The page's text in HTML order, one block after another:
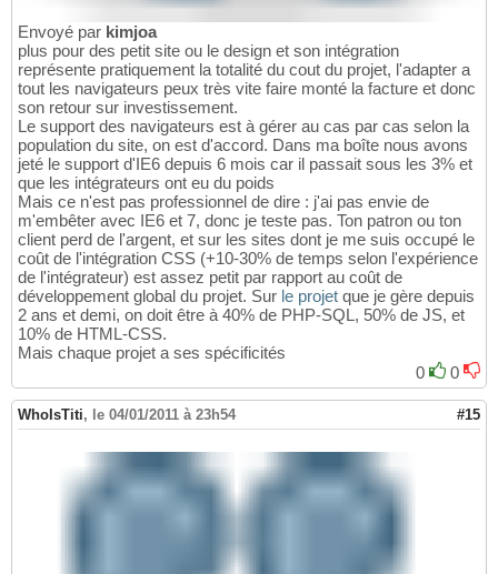
Envoyé par kimjoa
plus pour des petit site ou le design et son intégration
représente pratiquement la totalité du cout du projet, l'adapter a
tout les navigateurs peux très vite faire monté la facture et donc
son retour sur investissement.
Le support des navigateurs est à gérer au cas par cas selon la
population du site, on est d'accord. Dans ma boîte nous avons
jeté le support d'IE6 depuis 6 mois car il passait sous les 3% et
que les intégrateurs ont eu du poids
Mais ce n'est pas professionnel de dire : j'ai pas envie de
m'embêter avec IE6 et 7, donc je teste pas. Ton patron ou ton
client perd de l'argent, et sur les sites dont je me suis occupé le
coût de l'intégration CSS (+10-30% de temps selon l'expérience
de l'intégrateur) est assez petit par rapport au coût de
développement global du projet. Sur le projet que je gère depuis
2 ans et demi, on doit être à 40% de PHP-SQL, 50% de JS, et
10% de HTML-CSS.
Mais chaque projet a ses spécificités
0
0
WhoIsTiti, le 04/01/2011 à 23h54 #15